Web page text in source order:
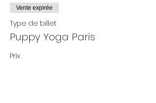
Vente expirée
Type de billet
Puppy Yoga Paris
Prix